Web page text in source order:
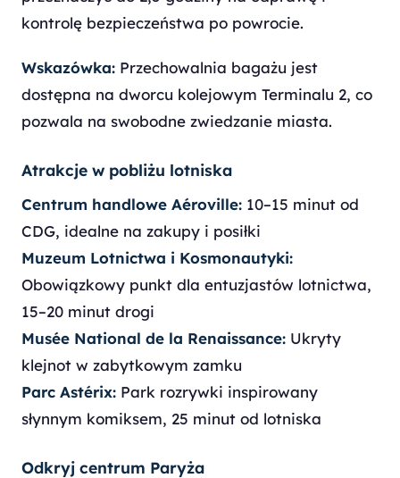
kontrolę bezpieczeństwa po powrocie.
Wskazówka: Przechowalnia bagażu jest
dostępna na dworcu kolejowym Terminalu 2, co
pozwala na swobodne zwiedzanie miasta.
Atrakcje w pobliżu lotniska
Centrum handlowe Aéroville: 10–15 minut od
CDG, idealne na zakupy i posiłki
Muzeum Lotnictwa i Kosmonautyki:
Obowiązkowy punkt dla entuzjastów lotnictwa,
15–20 minut drogi
Musée National de la Renaissance: Ukryty
klejnot w zabytkowym zamku
Parc Astérix: Park rozrywki inspirowany
słynnym komiksem, 25 minut od lotniska
Odkryj centrum Paryża